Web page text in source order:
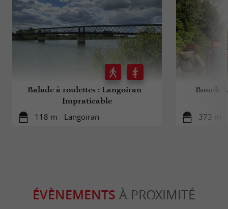
Balade à roulettes : Langoiran -
Impraticable
118 m - Langoiran
Boucle
373 m -
ÉVÈNEMENTS À PROXIMITÉ